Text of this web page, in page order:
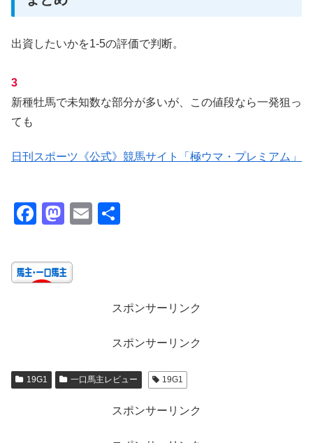
出資したいかを1-5の評価で判断。
3
新種牡馬で未知数な部分が多いが、この値段なら一発狙っ
ても
日刊スポーツ《公式》競馬サイト「極ウマ・プレミアム」
F
c
e
k
M
st
o
E
スポンサーリンク
スポンサーリンク
19G1 一口馬主レビュー 19G1
スポンサーリンク